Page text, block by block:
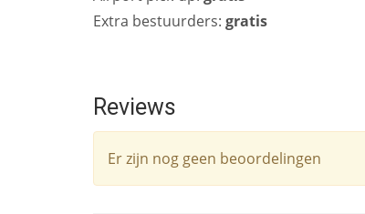
Extra bestuurders: gratis
Reviews
Er zijn nog geen beoordelingen